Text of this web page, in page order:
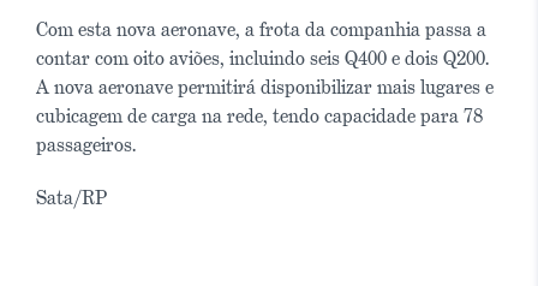
Com esta nova aeronave, a frota da companhia passa a
contar com oito aviões, incluindo seis Q400 e dois Q200.
A nova aeronave permitirá disponibilizar mais lugares e
cubicagem de carga na rede, tendo capacidade para 78
passageiros.
Sata/RP